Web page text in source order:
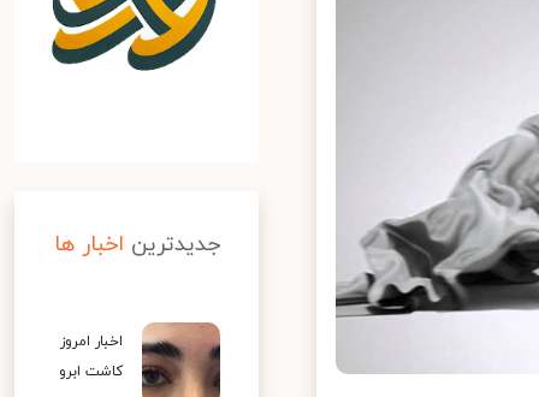
جدیدترین اخبار ها
اخبار امروز
کاشت ابرو